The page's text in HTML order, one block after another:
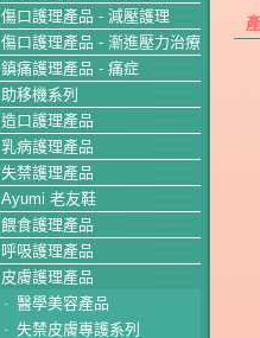
傷口護理產品 - 減壓護理
傷口護理產品 - 漸進壓力治療
鎮痛護理產品 - 痛症
助移機系列
造口護理產品
乳病護理產品
失禁護理產品
Ayumi 老友鞋
餵食護理產品
呼吸護理產品
皮膚護理產品
- 醫學美容產品
- 失禁皮膚專護系列